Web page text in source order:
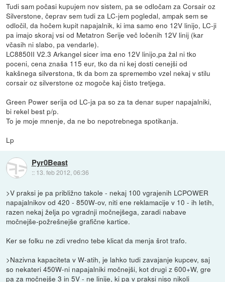
Tudi sam počasi kupujem nov sistem, pa se odločam za Corsair oz
Silverstone, čeprav sem tudi za LC-jem pogledal, ampak sem se
odločil, da hočem kupit napajalnik, ki ima samo eno 12V linijo, LC-ji
pa imajo skoraj vsi od Metatron Serije več ločenih 12V linij (kar
včasih ni slabo, pa vendarle).
LC8850II V2.3 Arkangel sicer ima eno 12V linijo,pa žal ni tko
poceni, cena znaša 115 eur, tko da ni kej dosti cenejši od
kakšnega silverstona, tk da bom za spremembo vzel nekaj v stilu
corsair oz silverstone oz mogoče kaj čisto tretjega.
Green Power serija od LC-ja pa so za ta denar super napajalniki,
bi rekel best p/p.
To je moje mnenje, da ne bo nepotrebnega spotikanja.
Lp
Pyr0Beast
:: 13. feb 2012, 06:36
>V praksi je pa približno takole - nekaj 100 vgrajenih LCPOWER
napajalnikov od 420 - 850W-ov, niti ene reklamacije v 10 - ih letih,
razen nekaj želja po vgradnji močnejšega, zaradi nabave
močnejše-požrešnejše grafične kartice.
Ker se folku ne zdi vredno tebe klicat da menja šrot trafo.
>Nazivna kapaciteta v W-atih, je lahko tudi zavajanje kupcev, saj
so nekateri 450W-ni napajalniki močnejši, kot drugi z 600+W, gre
pa za močnejše 3 in 5V - ne linije, ki pa v praksi niso nikoli